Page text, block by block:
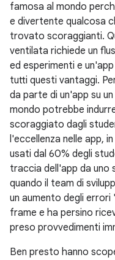
famosa al mondo
e divertente qualcosa
trovato scoraggianti.
ventilata richiede un
ed esperimenti e
tutti questi vantaggi.
da parte di un'app su
mondo potrebbe
scoraggiato dagli
l'eccellenza nelle app,
usati dal 60% degli
traccia dell'app da uno
quando il team di
un aumento degli
frame e ha persino
preso provvedimenti
Ben presto hanno